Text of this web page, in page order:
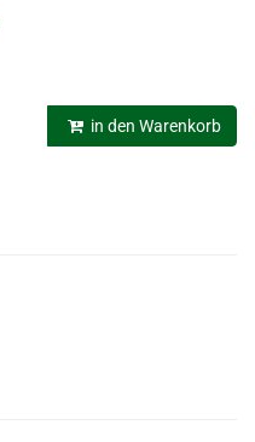
in den Warenkorb